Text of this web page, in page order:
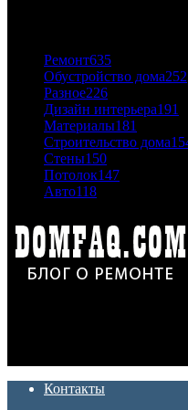
Ремонт635
Обустройство дома252
Разное226
Дизайн интерьера191
Материалы181
Строительство дома
Стены150
Потолок147
Авто118
Контакты